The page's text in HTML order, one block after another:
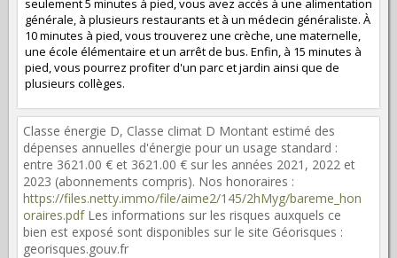
seulement 5 minutes à pied, vous avez accès à une alimentation
générale, à plusieurs restaurants et à un médecin généraliste. À
10 minutes à pied, vous trouverez une crèche, une maternelle,
une école élémentaire et un arrêt de bus. Enfin, à 15 minutes à
pied, vous pourrez profiter d'un parc et jardin ainsi que de
plusieurs collèges.
Classe énergie D, Classe climat D Montant estimé des
dépenses annuelles d'énergie pour un usage standard :
entre 3621.00 € et 3621.00 € sur les années 2021, 2022 et
2023 (abonnements compris). Nos honoraires :
https://files.netty.immo/file/aime2/145/2hMyg/bareme_hon
oraires.pdfLes informations sur les risques auxquels ce
bien est exposé sont disponibles sur le site Géorisques :
georisques.gouv.fr